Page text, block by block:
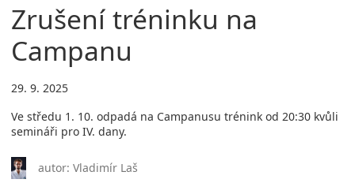
Zrušení tréninku na
Campanu
29. 9. 2025
Ve středu 1. 10. odpadá na Campanusu trénink od 20:30 kvůli
semináři pro IV. dany.
autor: Vladimír Laš